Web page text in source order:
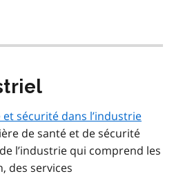
sécurité dans l’industrie
de santé et de sécurité
l’industrie qui comprend les
des services